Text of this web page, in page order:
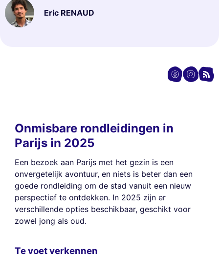
Eric RENAUD
Onmisbare rondleidingen in
Parijs in 2025
Een bezoek aan Parijs met het gezin is een
onvergetelijk avontuur, en niets is beter dan een
goede rondleiding om de stad vanuit een nieuw
perspectief te ontdekken. In 2025 zijn er
verschillende opties beschikbaar, geschikt voor
zowel jong als oud.
Te voet verkennen